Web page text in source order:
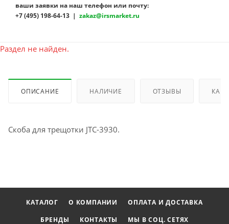
ваши заявки на наш телефон или почту:
+7 (495) 198-64-13 | zakaz@irsmarket.ru
Раздел не найден.
ОПИСАНИЕ НАЛИЧИЕ ОТЗЫВЫ КАК
Скоба для трещотки JTC-3930.
КАТАЛОГ О КОМПАНИИ
ОПЛАТА И ДОСТАВКА
БРЕНДЫ
КОНТАКТЫ МЫ В СОЦ. СЕТЯХ